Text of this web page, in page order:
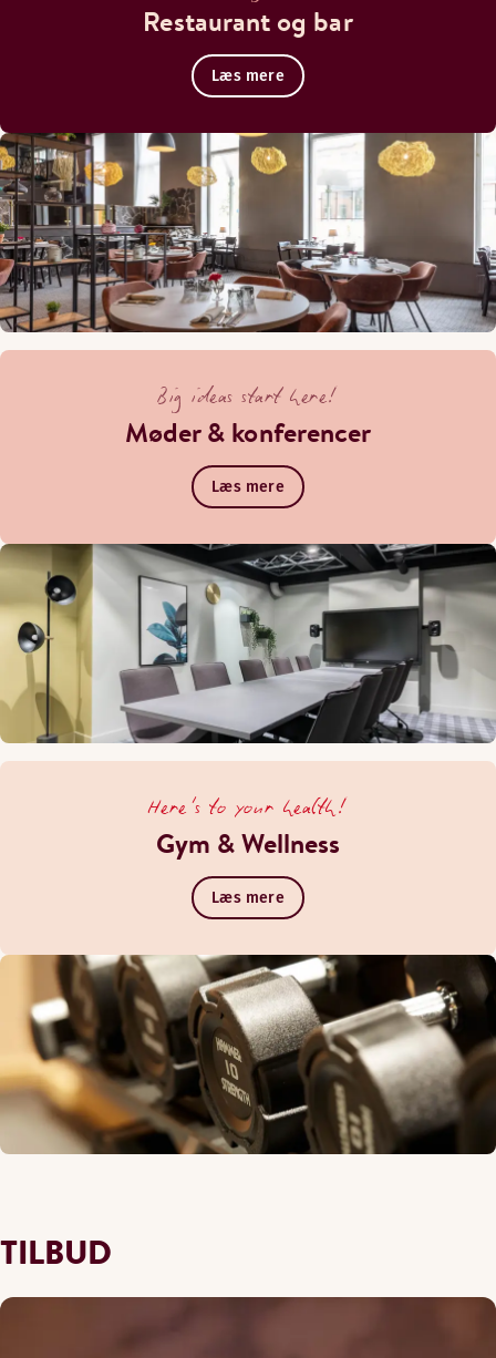
Restaurant og bar
Læs mere
Big ideas start here!
Møder & konferencer
Læs mere
Here's to your health!
Gym & Wellness
Læs mere
TILBUD